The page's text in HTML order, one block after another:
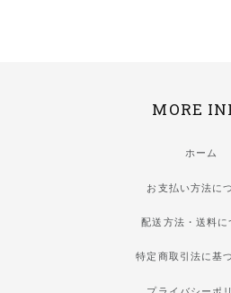
MORE
ホーム
お支払い方法に
配送方法・送料に
特定商取引法に基